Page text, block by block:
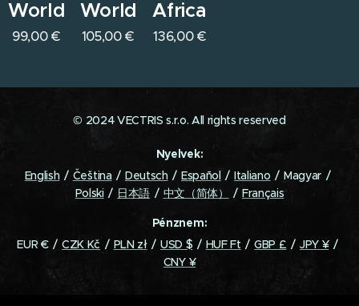
World
99,00€
World
105,00€
Africa
136,00€
© 2024 VECTRIS s.r.o. All rights reserved
Nyelvek
English
Čeština Deutsch Español Italiano
Magyar
Polski
日本語 中文（简体） Français
Pénznem
EUR €
CZK Kč PLN zł USD $ HUF Ft GBP £
JPY ¥
CNY ¥